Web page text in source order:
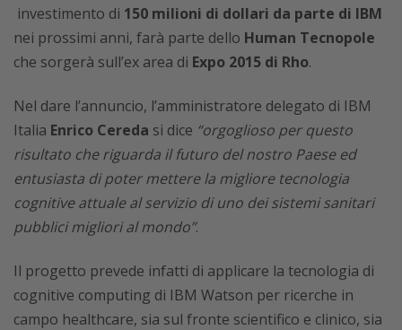
investimento di 150 milioni di dollari da parte di IBM
nei prossimi anni, farà parte dello Human Tecnopole
che sorgerà sull’ex area di Expo 2015 di Rho.
Nel dare l’annuncio, l’amministratore delegato di IBM
Italia Enrico Cereda si dice “orgoglioso per questo
risultato che riguarda il futuro del nostro Paese ed
entusiasta di poter mettere la migliore tecnologia
cognitive attuale al servizio di uno dei sistemi sanitari
pubblici migliori al mondo”.
Il progetto prevede infatti di applicare la tecnologia di
cognitive computing di IBM Watson per ricerche in
campo healthcare, sia sul fronte scientifico e clinico, sia